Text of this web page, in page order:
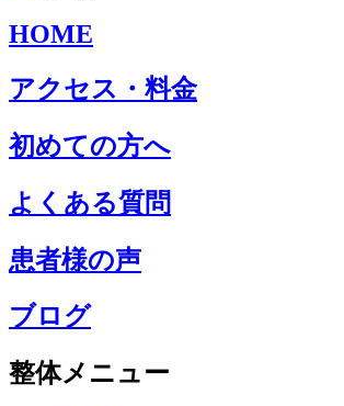
HOME
アクセス・料金
初めての方へ
よくある質問
患者様の声
ブログ
整体メニュー